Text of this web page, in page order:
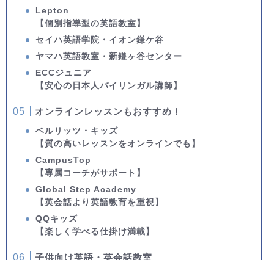
Lepton
【個別指導型の英語教室】
セイハ英語学院・イオン鎌ケ谷
ヤマハ英語教室・新鎌ヶ谷センター
ECCジュニア
【安心の日本人バイリンガル講師】
オンラインレッスンもおすすめ！
ベルリッツ・キッズ
【質の高いレッスンをオンラインでも】
CampusTop
【専属コーチがサポート】
Global Step Academy
【英会話より英語教育を重視】
QQキッズ
【楽しく学べる仕掛け満載】
子供向け英語・英会話教室